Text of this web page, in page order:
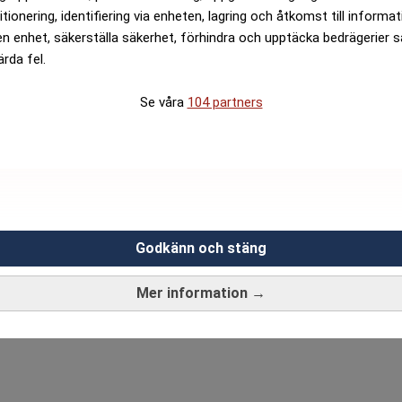
identifiering via enheten, lagring och åtkomst till
enhet, säkerställa säkerhet, förhindra och upptäcka bedrägerier
fel.
Se våra 104 partners
Mer information →
Godkänn och stäng